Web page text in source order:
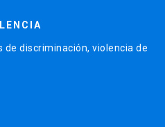
de discriminación, violencia de